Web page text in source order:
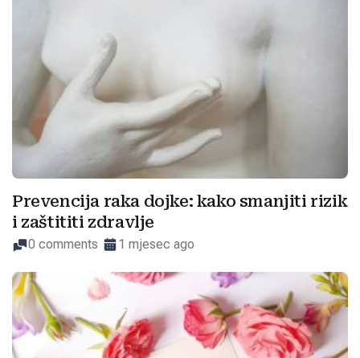
Prevencija raka dojke: kako smanjiti rizik
i zaštititi zdravlje
0 comments 1 mjesec ago